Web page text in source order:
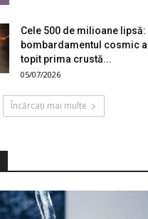
Cele 500 de milioane lipsă:
bombardamentul cosmic a
topit prima crustă...
05/07/2026
Încărcați mai multe